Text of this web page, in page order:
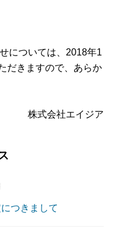
については、2018年1
だきますので、あらか
株式会社エイジア
つきまして